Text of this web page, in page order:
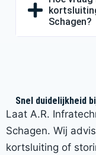
Schagen?
Snel duidelijkheid
Laat A.R.
Schagen. Wij
kortsluiting of